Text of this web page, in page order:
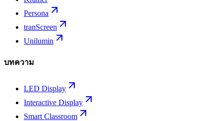
Persona
tranScreen
Unilumin
บทความ
LED Display
Interactive Display
Smart Classroom